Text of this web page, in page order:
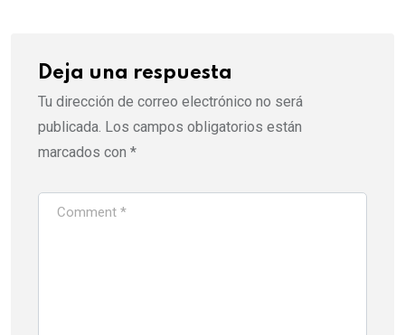
Deja una respuesta
Tu dirección de correo electrónico no será
publicada. Los campos obligatorios están
marcados con *